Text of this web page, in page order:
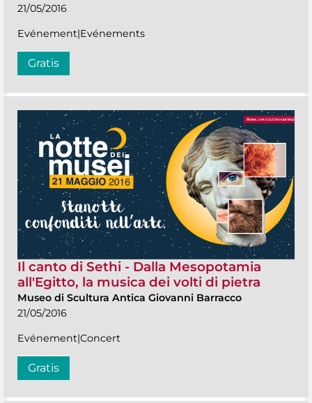
21/05/2016
Evénement|Evénements
Gratis
Il canto di Sethi - Dalla Mesopotamia
all'Egitto, la musica dei volti di pietra
Museo di Scultura Antica Giovanni Barracco
21/05/2016
Evénement|Concert
Gratis